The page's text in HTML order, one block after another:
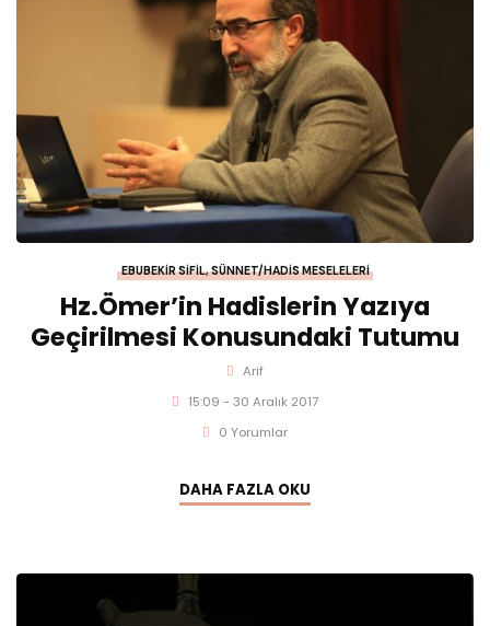
EBUBEKIR SIFIL,SÜNNET/HADIS MESELELERI
Hz.Ömer’in Hadislerin Yazıya
Geçirilmesi Konusundaki Tutumu
Arif
15:09 - 30 Aralık 2017
0 Yorumlar
DAHA FAZLA OKU